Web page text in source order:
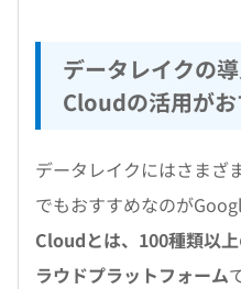
データレイクの
Cloudの活用が
データレイクにはさまざ
でもおすすめなのが
Cloudとは、100種類以
ラウドプラットフォーム